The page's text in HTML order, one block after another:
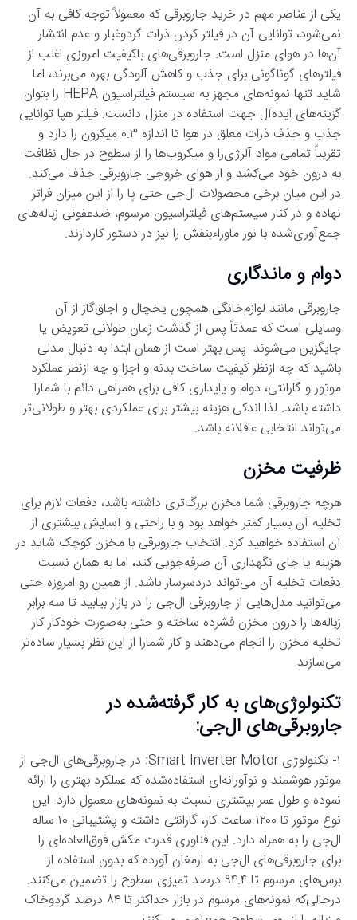
یکی از عناصر مهم در خرید جاروبرقی که معمولاً توجه کافی به آن
نمی‌شود، توانایی آن در فیلتر کردن ذرات گردوغبار و عدم انتشار
آن‌ها در هوای منزل است. جاروبرقی‌های باکیفیت امروزی اغلب از
فیلترهای گوناگونی برای جذب و کاهش آلودگی بهره می‌برند، اما
شاید تنها نمونه‌های مجهز به سیستم فیلتراسیون HEPA را بتوان
گزینه‌های ایده‌آل جهت استفاده در منزل دانست. فیلتر هپا توانایی
جذب و حذف ذرات معلق در هوا تا اندازه ۰.۳ میکرون را دارد و
تقریباً تمامی مواد آلرژی‌زا و میکروب‌ها را از سطوح در حال نظافت
به درون خود می‌کشد و از هوای خروجی جاروبرقی حذف می‌کند.
در این میان برخی محصولات ال‌جی حتی پا را از این میزان فراتر
نهاده و در کنار سیستم‌های فیلتراسیون مرسوم، ضدعفونی زباله‌های
جمع‌آوری‌شده با نور ماوراءبنفش را نیز در دستور کاردارند.
دوام و ماندگاری
جاروبرقی مانند لوازم‌خانگی همچون یخچال و اجاق‌گاز از آن
وسایلی است که عمدتاً پس از گذشت زمان طولانی تعویض یا
جایگزین می‌شوند. پس بهتر است از همان ابتدا به دنبال مدلی
باشید که چه ازنظر کیفیت ساخت بدنه و اجزا و چه ازنظر عملکرد
موتور و گارانتی، دوام و پایداری کافی برای همراهی دائم با شمارا
داشته باشد. لذا اندکی هزینه بیشتر برای عملکردی بهتر و طولانی‌تر
می‌تواند انتخابی عاقلانه باشد.
ظرفیت مخزن
هرچه جاروبرقی شما مخزن بزرگ‌تری داشته باشد، دفعات لازم برای
تخلیه آن بسیار کمتر خواهد بود و با راحتی و آسایش بیشتری از
آن استفاده خواهید کرد. انتخاب جاروبرقی با مخزن کوچک شاید در
هزینه یا جای نگهداری آن صرفه‌جویی کند، اما به همان نسبت
دفعات تخلیه آن می‌تواند دردسرساز باشد. از همین رو امروزه حتی
می‌توانید مدل‌هایی از جاروبرقی ال‌جی را در بازار بیابید تا سه برابر
زباله‌ها را درون مخزن فشرده ساخته و حتی به‌صورت خودکار کار
تخلیه مخزن را انجام می‌دهند و کار شمارا از این نظر بسیار ساده‌تر
می‌سازند.
تکنولوژی‌های به کار گرفته‌شده در
جاروبرقی‌های ال‌جی:
۱- تکنولوژی Smart Inverter Motor: در جاروبرقی‌های ال‌جی از
موتور هوشمند و نوآورانه‌ای استفاده‌شده که عملکرد بهتری را ارائه
نموده و طول عمر بیشتری نسبت به نمونه‌های معمول دارد. این
نوع موتور تا ۱۲۰۰ ساعت کار، گارانتی داشته و پشتیبانی ۱۰ ساله
ال‌جی را به همراه دارد. این فناوری قدرت مکش فوق‌العاده‌ای را
برای جاروبرقی‌های ال‌جی به ارمغان آورده که بدون استفاده از
برس‌های مرسوم تا ۹۴.۴ درصد تمیزی سطوح را تضمین می‌کنند.
درحالی‌که نمونه‌های مرسوم در بازار حداکثر تا ۸۴ درصد گردوخاک